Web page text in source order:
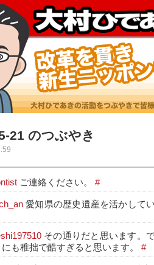
21 のつぶやき
ご連絡ください。 #
愛知県の歴史遺産を活かして
その通りだと思います。
も稚拙で酷すぎると思います。 #